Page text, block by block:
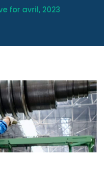
for avril, 2023